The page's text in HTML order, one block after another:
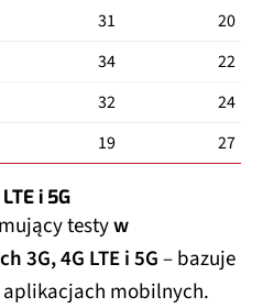
31
20
34
22
32
24
19 27
i 5G
testyw
3G, 4G LTE i 5G– bazuje
mobilnych.